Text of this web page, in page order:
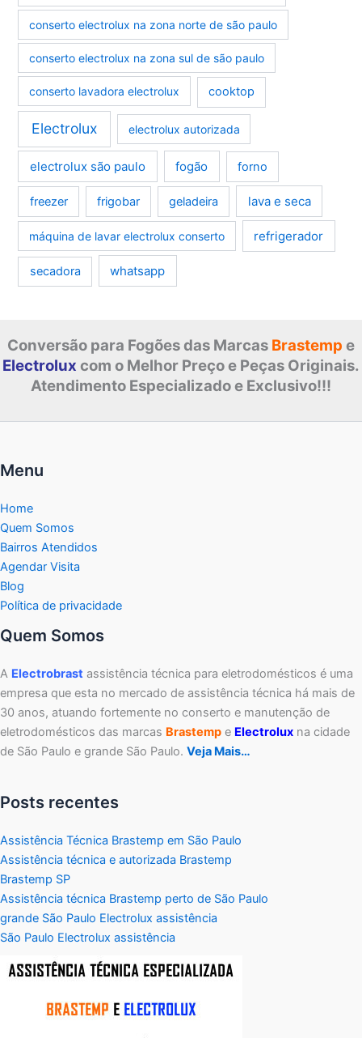
conserto electrolux na zona norte de são paulo
conserto electrolux na zona sul de são paulo
conserto lavadora electrolux cooktop
Electrolux electrolux autorizada
electrolux são paulo fogão forno
freezer frigobar geladeira lava e seca
máquina de lavar electrolux conserto refrigerador
secadora whatsapp
Conversão para Fogões das Marcas Brastemp e
Electrolux com o Melhor Preço e Peças Originais.
Atendimento Especializado e Exclusivo!!!
Menu
Home
Quem Somos
Bairros Atendidos
Agendar Visita
Blog
Política de privacidade
Quem Somos
A Electrobrast assistência técnica para eletrodomésticos é uma
empresa que esta no mercado de assistência técnica há mais de
30 anos, atuando fortemente no conserto e manutenção de
eletrodomésticos das marcas Brastemp e Electrolux na cidade
de São Paulo e grande São Paulo. Veja Mais…
Posts recentes
Assistência Técnica Brastemp em São Paulo
Assistência técnica e autorizada Brastemp
Brastemp SP
Assistência técnica Brastemp perto de São Paulo
grande São Paulo Electrolux assistência
São Paulo Electrolux assistência